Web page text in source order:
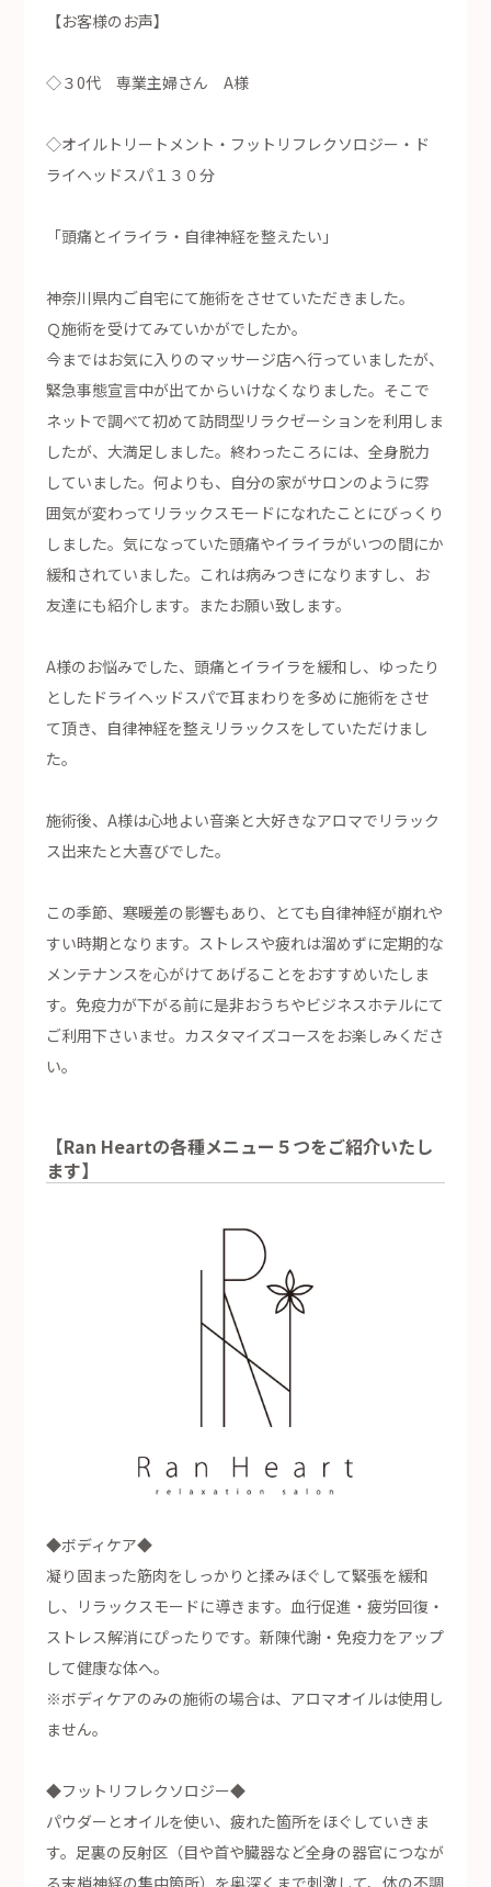
【お客様のお声】
◇３0代 専業主婦さん A様
◇オイルトリートメント・フットリフレクソロジー・ド
ライヘッドスパ１３０分
「頭痛とイライラ・自律神経を整えたい」
神奈川県内ご自宅にて施術をさせていただきました。
Ｑ施術を受けてみていかがでしたか。
今まではお気に入りのマッサージ店へ行っていましたが、
緊急事態宣言中が出てからいけなくなりました。そこで
ネットで調べて初めて訪問型リラクゼーションを利用しま
したが、大満足しました。終わったころには、全身脱力
していました。何よりも、自分の家がサロンのように雰
囲気が変わってリラックスモードになれたことにびっくり
しました。気になっていた頭痛やイライラがいつの間にか
緩和されていました。これは病みつきになりますし、お
友達にも紹介します。またお願い致します。
A様のお悩みでした、頭痛とイライラを緩和し、ゆったり
としたドライヘッドスパで耳まわりを多めに施術をさせ
て頂き、自律神経を整えリラックスをしていただけまし
た。
施術後、A様は心地よい音楽と大好きなアロマでリラック
ス出来たと大喜びでした。
この季節、寒暖差の影響もあり、とても自律神経が崩れや
すい時期となります。ストレスや疲れは溜めずに定期的な
メンテナンスを心がけてあげることをおすすめいたしま
す。免疫力が下がる前に是非おうちやビジネスホテルにて
ご利用下さいませ。カスタマイズコースをお楽しみくださ
い。
【Ran Heartの各種メニュー５つをご紹介いたし
ます】
◆ボディケア◆
凝り固まった筋肉をしっかりと揉みほぐして緊張を緩和
し、リラックスモードに導きます。血行促進・疲労回復・
ストレス解消にぴったりです。新陳代謝・免疫力をアップ
して健康な体へ。
※ボディケアのみの施術の場合は、アロマオイルは使用し
ません。
◆フットリフレクソロジー◆
パウダーとオイルを使い、疲れた箇所をほぐしていきま
す。足裏の反射区（目や首や臓器など全身の器官につなが
る末梢神経の集中箇所）を奥深くまで刺激して、体の不調